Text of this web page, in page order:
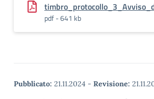
pdf - 641 kb
Pubblicato: 21.11.2024 - Revisione: